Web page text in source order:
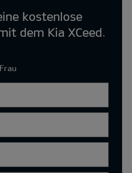
kostenlose
dem Kia XCeed.
Frau